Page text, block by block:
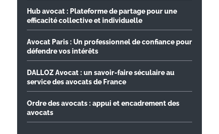
Hub avocat : Plateforme de partage pour une
efficacité collective et individuelle
Avocat Paris : Un professionnel de confiance pour
défendre vos intérêts
DALLOZ Avocat : un savoir-faire séculaire au
service des avocats de France
Ordre des avocats : appui et encadrement des
avocats